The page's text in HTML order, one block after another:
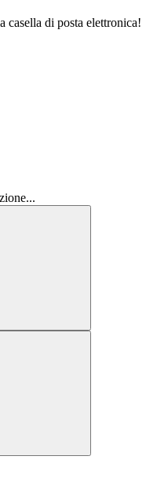
casella di posta elettronica!